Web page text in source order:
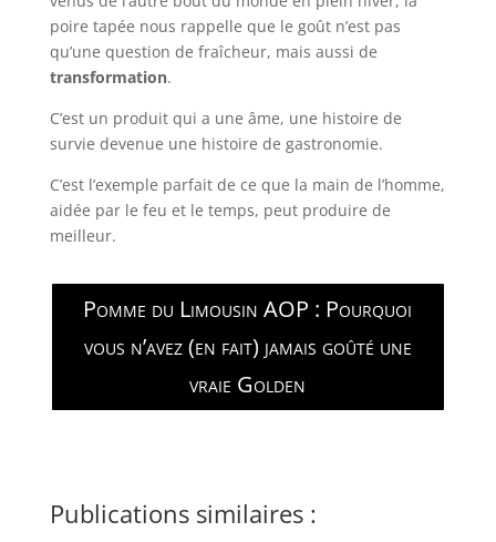
poire tapée nous rappelle que le goût n’est pas
qu’une question de fraîcheur, mais aussi de
transformation.
C’est un produit qui a une âme, une histoire de
survie devenue une histoire de gastronomie.
C’est l’exemple parfait de ce que la main de l’homme,
aidée par le feu et le temps, peut produire de
meilleur.
Pomme du Limousin AOP : Pourquoi
vous n’avez (en fait) jamais goûté une
vraie Golden
Publications similaires :